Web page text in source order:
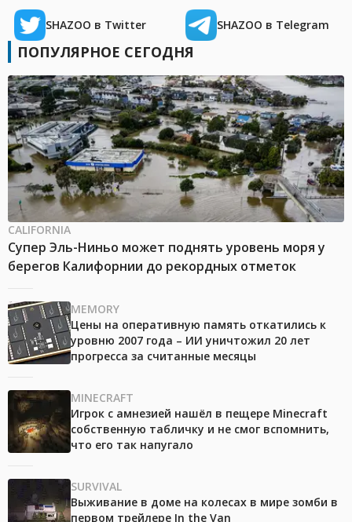
SHAZOO в Twitter SHAZOO в Telegram
ПОПУЛЯРНОЕ СЕГОДНЯ
CALIFORNIA
Супер Эль-Ниньо может поднять уровень моря у
берегов Калифорнии до рекордных отметок
MEMORY
Цены на оперативную память откатились к
уровню 2007 года – ИИ уничтожил 20 лет
прогресса за считанные месяцы
MINECRAFT
Игрок с амнезией нашёл в пещере Minecraft
собственную табличку и не смог вспомнить,
что его так напугало
SURVIVAL
Выживание в доме на колесах в мире зомби в
первом трейлере In the Van